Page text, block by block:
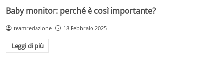
Baby monitor: perché è così importante?
teamredazione 18 Febbraio 2025
Leggi di più